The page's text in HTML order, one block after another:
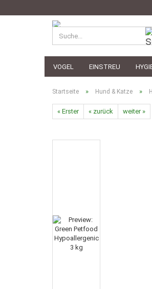
VOGEL EINSTREU
Startseite » Hund & Katze »
« Erster « zurück weiter »